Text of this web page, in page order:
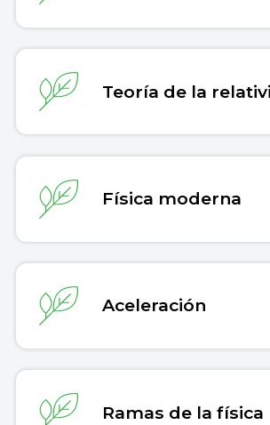
Teoría de la
Física moderna
Aceleración
Ramas de la física